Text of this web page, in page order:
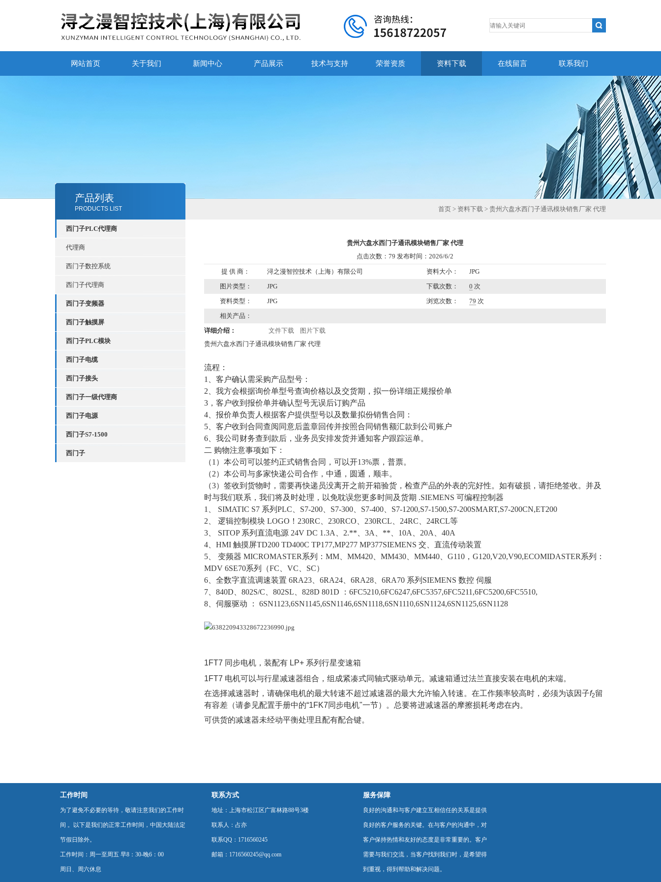
网站首页 关于我们 新闻中心 产品展示 技术与支持 荣誉资质 资料下载 在线留言 联系我们
产品列表
PRODUCTS LIST
西门子PLC代理商
代理商
西门子数控系统
西门子代理商
西门子变频器
西门子触摸屏
西门子PLC模块
西门子电缆
西门子接头
西门子一级代理商
西门子电源
西门子S7-1500
西门子
首页 > 资料下载 > 贵州六盘水西门子通讯模块销售厂家 代理
贵州六盘水西门子通讯模块销售厂家 代理
点击次数：79 发布时间：2026/6/2
提 供 商： 浔之漫智控技术（上海）有限公司 资料大小：
JPG
图片类型：
JPG 下载次数： 0 次
资料类型：
JPG 浏览次数： 79 次
相关产品：
详细介绍：
文件下载
图片下载
贵州六盘水西门子通讯模块销售厂家 代理
流程：
1、客户确认需采购产品型号：
2、我方会根据询价单型号查询价格以及交货期，拟一份详细正规报价单
3，客户收到报价单并确认型号无误后订购产品
4、报价单负责人根据客户提供型号以及数量拟份销售合同：
5、客户收到合同查阅同意后盖章回传并按照合同销售额汇款到公司账户
6、我公司财务查到款后，业务员安排发货并通知客户跟踪运单。
二 购物注意事项如下：
（1）本公司可以签约正式销售合同，可以开13%票，普票。
（2）本公司与多家快递公司合作，中通，圆通，顺丰。
（3）签收到货物时，需要再快递员没离开之前开箱验货，检查产品的外表的完好性。如有破损，请拒绝签收。并及
时与我们联系，我们将及时处理，以免耽误您更多时间及货期 .SIEMENS 可编程控制器
1、 SIMATIC S7 系列PLC、S7-200、S7-300、S7-400、S7-1200,S7-1500,S7-200SMART,S7-200CN,ET200
2、 逻辑控制模块 LOGO！230RC、230RCO、230RCL、24RC、24RCL等
3、 SITOP 系列直流电源 24V DC 1.3A、2.**、3A、**、10A、20A、40A
4、HMI 触摸屏TD200 TD400C TP177,MP277 MP377SIEMENS 交、直流传动装置
5、 变频器 MICROMASTER系列：MM、MM420、MM430、MM440、G110，G120,V20,V90,ECOMIDASTER系列：
MDV 6SE70系列（FC、VC、SC）
6、全数字直流调速装置 6RA23、6RA24、6RA28、6RA70 系列SIEMENS 数控 伺服
7、840D、802S/C、802SL、828D 801D ：6FC5210,6FC6247,6FC5357,6FC5211,6FC5200,6FC5510,
8、伺服驱动 ： 6SN1123,6SN1145,6SN1146,6SN1118,6SN1110,6SN1124,6SN1125,6SN1128
1FT7 同步电机，装配有 LP+ 系列行星变速箱
1FT7 电机可以与行星减速器组合，组成紧凑式同轴式驱动单元。减速箱通过法兰直接安装在电机的末端。
在选择减速器时，请确保电机的最大转速不超过减速器的最大允许输入转速。在工作频率较高时，必须为该因子f2留
有容差（请参见配置手册中的“1FK7同步电机"一节）。总要将进减速器的摩擦损耗考虑在内。
可供货的减速器未经动平衡处理且配有配合键。
工作时间
为了避免不必要的等待，敬请注意我们的工作时
间 。以下是我们的正常工作时间，中国大陆法定
节假日除外。
工作时间：周一至周五 早8：30-晚6：00
周日、周六休息
联系方式
地址：上海市松江区广富林路88号3楼
联系人：占亦
联系QQ：1716560245
邮箱：1716560245@qq.com
服务保障
良好的沟通和与客户建立互相信任的关系是提供
良好的客户服务的关键。在与客户的沟通中，对
客户保持热情和友好的态度是非常重要的。客户
需要与我们交流，当客户找到我们时，是希望得
到重视，得到帮助和解决问题。